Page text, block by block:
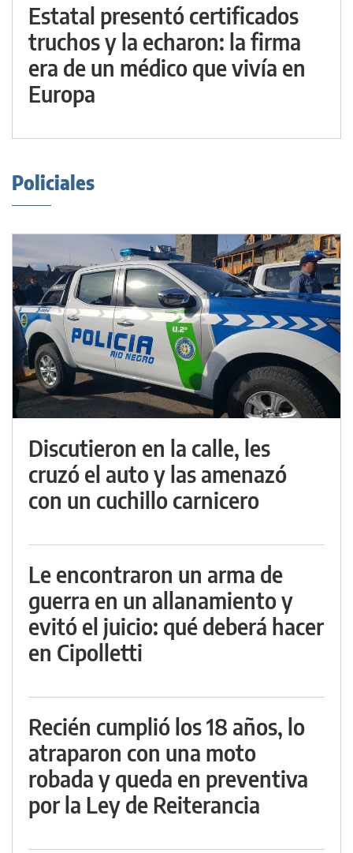
Estatal presentó certificados
truchos y la echaron: la firma
era de un médico que vivía en
Europa
Policiales
Discutieron en la calle, les
cruzó el auto y las amenazó
con un cuchillo carnicero
Le encontraron un arma de
guerra en un allanamiento y
evitó el juicio: qué deberá hacer
en Cipolletti
Recién cumplió los 18 años, lo
atraparon con una moto
robada y queda en preventiva
por la Ley de Reiterancia